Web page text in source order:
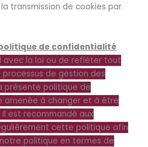
transmission de cookies par
de confidentialité
avec la loi ou de refléter tout
de gestion des
présente politique de
à changer et à être
est recommandé aux
cette politique afin
politique en termes de